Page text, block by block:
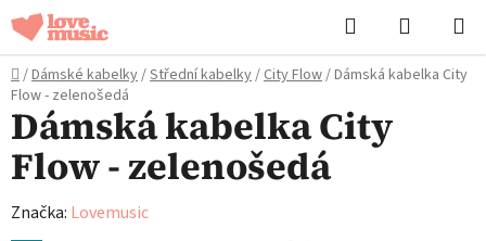
Přejít
na
obsah
Hledat
KOŠÍK
Domů
/Dámské kabelky/Střední kabelky/City Flow/Dámská kabelka City
Flow - zelenošedá
Dámská kabelka City
Flow - zelenošedá
Značka: Lovemusic